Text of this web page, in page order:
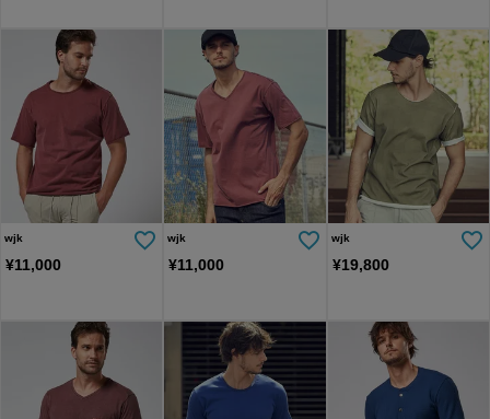
wjk
¥11,000
wjk
¥11,000
wjk
¥19,800